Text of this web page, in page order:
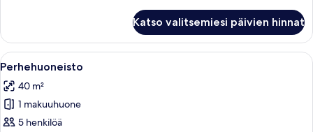
Katso valitsemiesi päivien hinnat
Avaa
kaikki
huonetyypin
Perhehuoneisto
kuvat
Hotellihuone, jossa on sohva, kaksi
4
Perhehuoneisto
40 m²
1 makuuhuone
5 henkilöä